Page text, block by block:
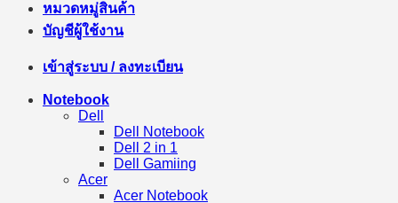
หมวดหมู่สินค้า
บัญชีผู้ใช้งาน
เข้าสู่ระบบ / ลงทะเบียน
Notebook
Dell
Dell Notebook
Dell 2 in 1
Dell Gamiing
Acer
Acer Notebook